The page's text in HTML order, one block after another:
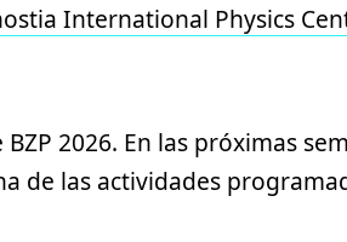
International Physics
BZP 2026. En las próximas
de las actividades